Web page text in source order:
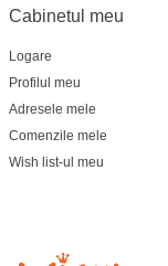
Cabinetul meu
Logare
Profilul meu
Adresele mele
Comenzile mele
Wish list-ul meu